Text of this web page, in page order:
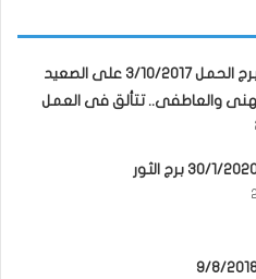
حظك اليوم برج الحمل 3/10/2017 على الصعيد
والعاطفى.. تتألق فى العمل